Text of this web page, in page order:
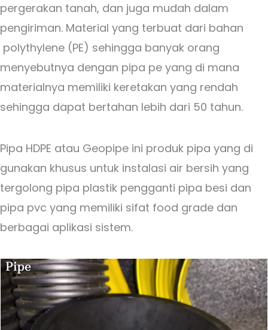
pergerakan tanah, dan juga mudah dalam
pengiriman. Material yang terbuat dari bahan
polythylene (PE) sehingga banyak orang
menyebutnya dengan pipa pe yang di mana
materialnya memiliki keretakan yang rendah
sehingga dapat bertahan lebih dari 50 tahun.
Pipa HDPE atau Geopipe ini produk pipa yang di
gunakan khusus untuk instalasi air bersih yang
tergolong pipa plastik pengganti pipa besi dan
pipa pvc yang memiliki sifat food grade dan
berbagai aplikasi sistem.